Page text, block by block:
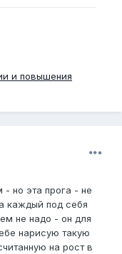
и повышения
- но эта прога - не
каждый под себя
не надо - он для
нарисую такую
на рост в